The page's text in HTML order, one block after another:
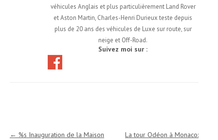
véhicules Anglais et plus particulièrement Land Rover
et Aston Martin, Charles-Henri Durieux teste depuis
plus de 20 ans des véhicules de Luxe sur route, sur
neige et Off-Road.
Suivez moi sur :
Navigation des articles
← %s Inauguration de la Maison
La tour Odéon à Monaco: